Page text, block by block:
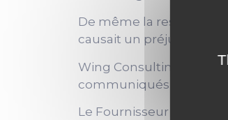
De même la
causait un préjudice.
Wing Consulting ne
communiqués, ou des
Le Fournisseur n’est